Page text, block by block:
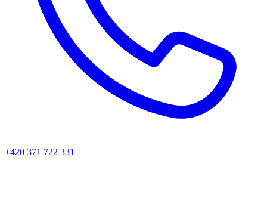
+420 371 722 331